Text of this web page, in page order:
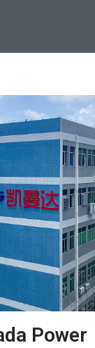
Power